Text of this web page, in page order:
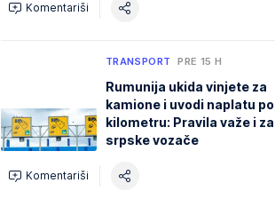
Komentariši
TRANSPORT PRE 15 H
Rumunija ukida vinjete za
kamione i uvodi naplatu po
kilometru: Pravila važe i za
srpske vozače
Komentariši